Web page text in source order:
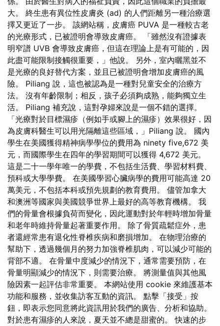
大。 終生患有異位性皮膚炎 (ad) 的人們距離另一種治療選
擇又更近了一步。 該網站稱，皮膚癌 PUVA 是一種較古老
的光療形式，已被證明會導致皮膚癌。 「雖然沒有證據表
明窄譜 UVB 會導致皮膚癌，但這在理論上是有可能的，因
此盡可能限制接觸很重要，」他說。 另外，室內曬黑並不
是光療的良好替代方案，並且已被證明會增加皮膚癌的風
險。 Piliang 說，這也被認為是一種對兒童安全的治療方
法。 沒有年齡限制；相反，孩子必須夠成熟，能夠獨立生
活。 Piliang 補充說，這對孕婦來說是一個不錯的選擇。
「光療對於目標濕疹（例如手或腳上的濕疹）效果很好，因
為皮膚科醫生可以用光隔離這些區域，」Piliang 說。 國內
學生在美國獲得精神病學學位的費用為 ninety five,672 美
元，而國際學生在四年的學習期間可以獲得 4,672 美元。
這是二十一學年唯一的學費，不包括生活費、學習材料費、
預科或大學學費。 在美國學習心臟病學的費用可能高達 20
萬美元，不包括本科或預先規劃的教育費用。 儘管加拿大
和澳洲等國家與美國競爭世界上最好的高等教育機構。 我
們的骨量會根據負荷而變化，因此運動對於年輕時增加骨量
和老年時維持骨量起著重要作用。 除了骨質疏鬆症外，患
者還經常患有退化性脊椎疾病和磨損增加。 在物理治療的
幫助下，透過幾個月的努力加強脊椎肌肉，可以減少可能的
背部不適。 在骨量中度減少的情況下，通常需要預防，在
骨量明顯減少的情況下，則需要治療。 將測量值與其他風
險因素一起評估非常重要。 本網站使用 cookie 來維護基本
功能和服務，並收集訪客互動的資訊。 點擊「接受」按
鈕，即表示您同意將此資訊用於我們的廣告、分析和協助。
對於患有濕疹的人來說，夏天並不總是甜蜜的。 快速的步